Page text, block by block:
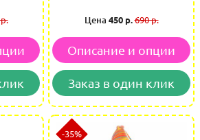
Цена 450 р.690 р.
Описание и опции
Заказ в один клик
-35%